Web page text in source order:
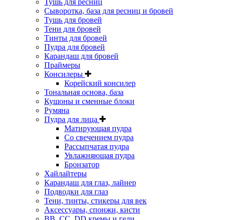
Сыворотка, база для ресниц и бровей
Тушь для бровей
Тени для бровей
Тинты для бровей
Пудра для бровей
Карандаш для бровей
Праймеры
Консилеры
Корейский консилер
Тональная основа, база
Кушоны и сменные блоки
Румяна
Пудра для лица
Матирующая пудра
Со свечением пудра
Рассыпчатая пудра
Увлажняющая пудра
Бронзатор
Хайлайтеры
Карандаш для глаз, лайнер
Подводки для глаз
Тени, тинты, стикеры для век
Аксессуары, спонжи, кисти